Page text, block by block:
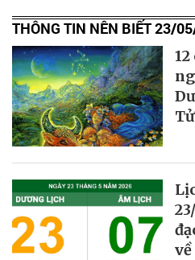
THÔNG TIN NÊN BIẾT 23/